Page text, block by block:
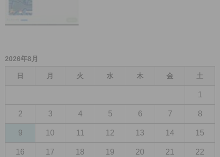
2026年8月
日 月 火 水 木 金 土
1
2 3 4 5 6 7 8
9 10 11 12 13 14 15
16 17 18 19 20 21 22